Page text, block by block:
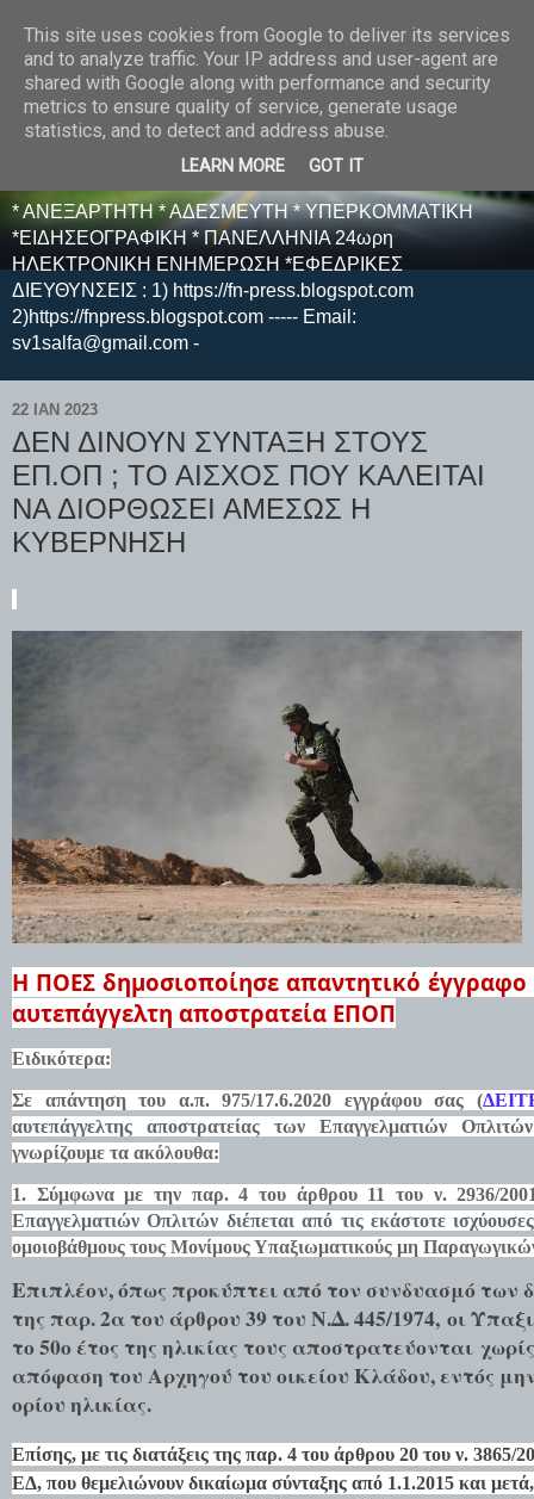
E F E N P R E S S -
ΗΛΕΚΤΡΟΝΙΚΗ
ΕΦΗΜΕΡΙΔΑ
* ΑΝΕΞΑΡΤΗΤΗ * ΑΔΕΣΜΕΥΤΗ * ΥΠΕΡΚΟΜΜΑΤΙΚΗ
*ΕΙΔΗΣΕΟΓΡΑΦΙΚΗ * ΠΑΝΕΛΛΗΝΙΑ 24ωρη
ΗΛΕΚΤΡΟΝΙΚΗ ΕΝΗΜΕΡΩΣΗ *ΕΦΕΔΡΙΚΕΣ
ΔΙΕΥΘΥΝΣΕΙΣ : 1) https://fn-press.blogspot.com
2)https://fnpress.blogspot.com ----- Email:
sv1salfa@gmail.com -
22 ΙΑΝ 2023
ΔΕΝ ΔΙΝΟΥΝ ΣΥΝΤΑΞΗ ΣΤΟΥΣ
ΕΠ.ΟΠ ; ΤΟ ΑΙΣΧΟΣ ΠΟΥ ΚΑΛΕΙΤΑΙ
ΝΑ ΔΙΟΡΘΩΣΕΙ ΑΜΕΣΩΣ Η
ΚΥΒΕΡΝΗΣΗ
Η ΠΟΕΣ δημοσιοποίησε απαντητικό έγγραφο
αυτεπάγγελτη αποστρατεία ΕΠΟΠ
Ειδικότερα:
Σε απάντηση του α.π. 975/17.6.2020 εγγράφου σας (
αυτεπάγγελτης αποστρατείας των Επαγγελματιών
γνωρίζουμε τα ακόλουθα:
1. Σύμφωνα με την παρ. 4 του άρθρου 11 του ν. 2936/2001
Επαγγελματιών Οπλιτών διέπεται από τις εκάστοτε ισχύουσες
ομοιοβάθμους τους Μονίμους Υπαξιωματικούς μη
Επιπλέον, όπως προκύπτει από τον συνδυασμό των
της παρ. 2α του άρθρου 39 του Ν.Δ. 445/1974, οι
το 50ο έτος της ηλικίας τους αποστρατεύονται
απόφαση του Αρχηγού του οικείου Κλάδου, εντός
ορίου ηλικίας.
Επίσης, με τις διατάξεις της παρ. 4 του άρθρου 20 του ν. 3865/
ΕΔ, που θεμελιώνουν δικαίωμα σύνταξης από 1.1.2015 και
This site uses cookies from Google to deliver its services
and to analyze traffic. Your IP address and user-agent are
shared with Google along with performance and security
metrics to ensure quality of service, generate usage
statistics, and to detect and address abuse.
LEARN MORE GOT IT